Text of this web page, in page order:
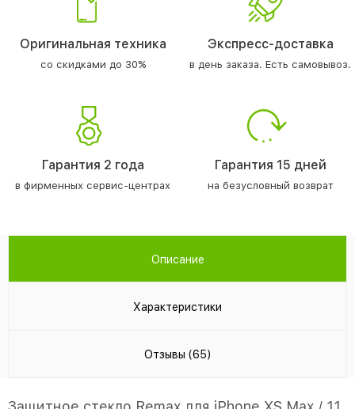
Оригинальная техника
со скидками до 30%
Экспресс-доставка
в день заказа. Есть самовывоз.
Гарантия 2 года
в фирменных сервис-центрах
Гарантия 15 дней
на безусловный возврат
Описание
Характеристики
Отзывы (65)